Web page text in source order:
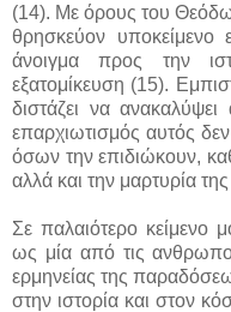
(14). Με όρους του
θρησκεύον υποκείμενο
άνοιγμα προς την
εξατομίκευση (15).
διστάζει να
επαρχιωτισμός αυτός
όσων την επιδιώκουν,
αλλά και την μαρτυρία
Σε παλαιότερο κείμενο
ως μία από τις
ερμηνείας της
στην ιστορία και στον